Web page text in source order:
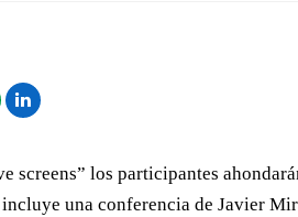
screens” los participantes
una conferencia de Javier